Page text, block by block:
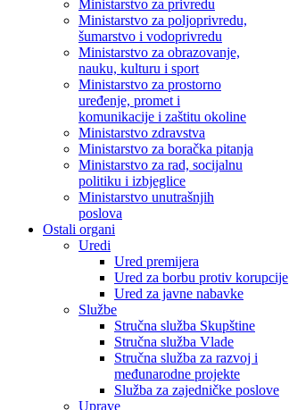
Ministarstvo za privredu
Ministarstvo za poljoprivredu,
šumarstvo i vodoprivredu
Ministarstvo za obrazovanje,
nauku, kulturu i sport
Ministarstvo za prostorno
uređenje, promet i
komunikacije i zaštitu okoline
Ministarstvo zdravstva
Ministarstvo za boračka pitanja
Ministarstvo za rad, socijalnu
politiku i izbjeglice
Ministarstvo unutrašnjih
poslova
Ostali organi
Uredi
Ured premijera
Ured za borbu protiv korupcije
Ured za javne nabavke
Službe
Stručna služba Skupštine
Stručna služba Vlade
Stručna služba za razvoj i
međunarodne projekte
Služba za zajedničke poslove
Uprave